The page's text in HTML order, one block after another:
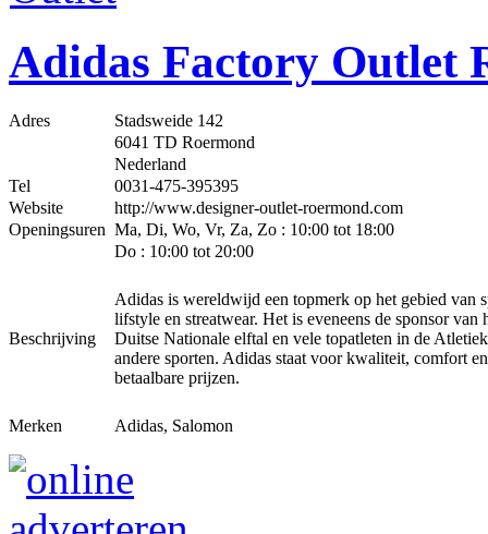
Adidas Factory Outlet
Adres
Stadsweide 142
6041 TD Roermond
Nederland
Tel
0031-475-395395
Website
http://www.designer-outlet-roermond.com
Openingsuren Ma, Di, Wo, Vr, Za, Zo : 10:00 tot 18:00
Do : 10:00 tot 20:00
Beschrijving
Adidas is wereldwijd een topmerk op het gebied van
lifstyle en streatwear. Het is eveneens de sponsor van
Duitse Nationale elftal en vele topatleten in de
andere sporten. Adidas staat voor kwaliteit, comfort en
betaalbare prijzen.
Merken Adidas, Salomon